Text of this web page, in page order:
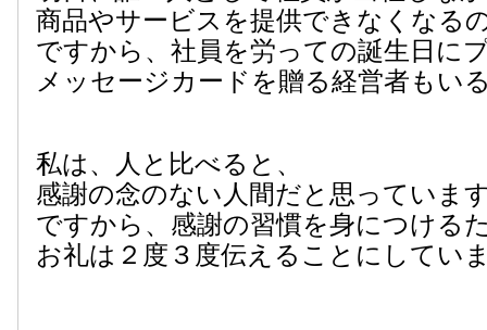
商品やサービスを提供できなくなる
ですから、社員を労っての誕生日に
メッセージカードを贈る経営者もい
私は、人と比べると、
感謝の念のない人間だと思っていま
ですから、感謝の習慣を身につける
お礼は２度３度伝えることにしてい